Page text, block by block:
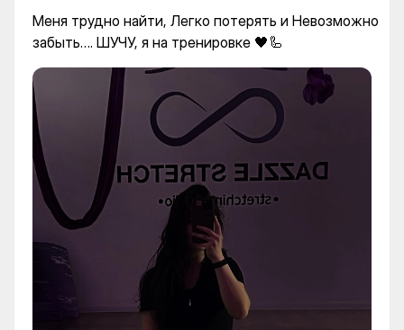
Меня трудно найти, Легко потерять и Невозможно
забыть…. ШУЧУ, я на тренировке 🖤🦾